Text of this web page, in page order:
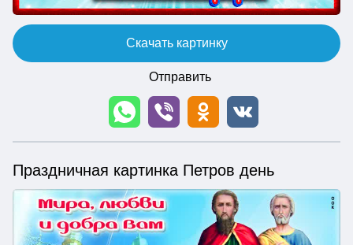
Скачать картинку
Отправить
Праздничная картинка Петров день